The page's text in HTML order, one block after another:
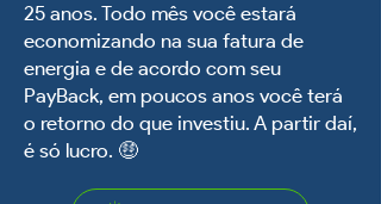
25 anos. Todo mês você estará
economizando na sua fatura de
energia e de acordo com seu
PayBack, em poucos anos você terá
o retorno do que investiu. A partir daí,
é só lucro. 🤑